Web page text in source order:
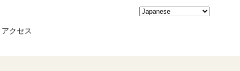
アクセス